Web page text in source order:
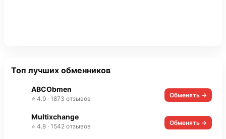
Топ лучших обменников
ABCObmen
⭐ 4.9 · 1873 отзывов Обменять →
Multixchange
⭐ 4.8 · 1542 отзывов Обменять →